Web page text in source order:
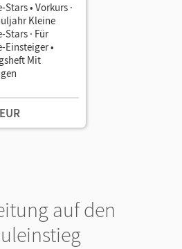
Stars • Vorkurs ·
Kleine
Stars · Für
Einsteiger •
Mit
auf den